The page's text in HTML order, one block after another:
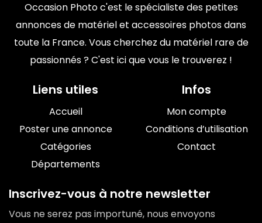
Occasion Photo c'est le spécialiste des petites
annonces de matériel et accessoires photos dans
toute la France. Vous cherchez du matériel rare de
passionnés ? C'est ici que vous le trouverez !
Liens utiles
Accueil
Poster une annonce
Catégories
Départements
Infos
Mon compte
Conditions d’utilisation
Contact
Inscrivez-vous à notre newsletter
Vous ne serez pas importuné, nous envoyons